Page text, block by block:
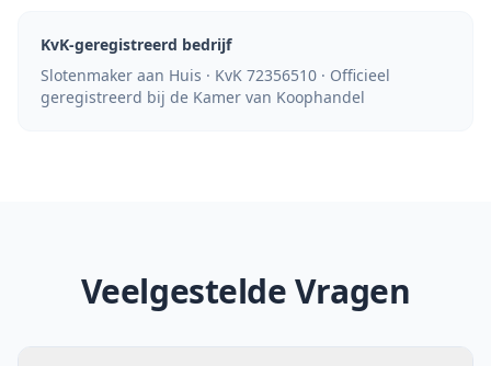
KvK-geregistreerd bedrijf
Slotenmaker aan Huis · KvK 72356510 · Officieel
geregistreerd bij de Kamer van Koophandel
Veelgestelde Vragen